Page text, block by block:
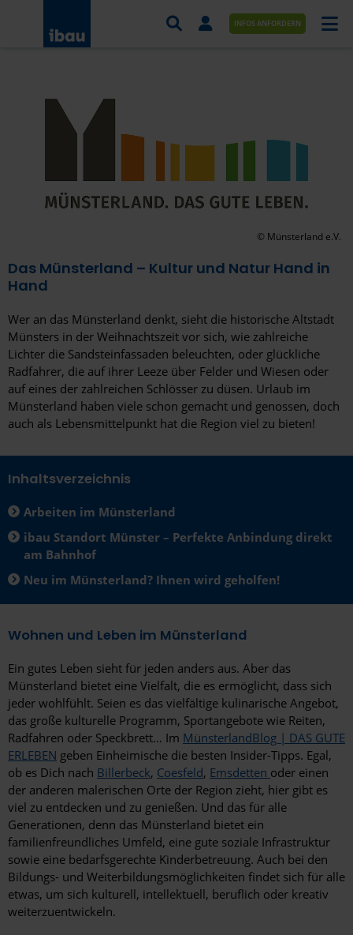
AUFTRÄGE NACH ORT
SERVICES UND LEISTUNGEN
AKADEMIE
KONTAKT
INFOS ANFORDERN
© Münsterland e.V.
Das Münsterland – Kultur und Natur Hand in
Hand
Wer an das Münsterland denkt, sieht die historische Altstadt
Münsters in der Weihnachtszeit vor sich, wie zahlreiche
Lichter die Sandsteinfassaden beleuchten, oder glückliche
Radfahrer, die auf ihrer Leeze über Felder und Wiesen oder
auf eines der zahlreichen Schlösser zu düsen. Urlaub im
Münsterland haben viele schon gemacht und genossen, doch
auch als Lebensmittelpunkt hat die Region viel zu bieten!
Inhaltsverzeichnis
Arbeiten im Münsterland
ibau Standort Münster – Perfekte Anbindung direkt
am Bahnhof
Neu im Münsterland? Ihnen wird geholfen!
Wohnen und Leben im Münsterland
Ein gutes Leben sieht für jeden anders aus. Aber das
Münsterland bietet eine Vielfalt, die es ermöglicht, dass sich
jeder wohlfühlt. Seien es das vielfältige kulinarische Angebot,
das große kulturelle Programm, Sportangebote wie Reiten,
Radfahren oder Speckbrett… Im MünsterlandBlog | DAS GUTE
ERLEBEN geben Einheimische die besten Insider-Tipps. Egal,
ob es Dich nach Billerbeck, Coesfeld, Emsdetten oder einen
der anderen malerischen Orte der Region zieht, hier gibt es
viel zu entdecken und zu genießen. Und das für alle
Generationen, denn das Münsterland bietet ein
familienfreundliches Umfeld, eine gute soziale Infrastruktur
sowie eine bedarfsgerechte Kinderbetreuung. Auch bei den
Bildungs- und Weiterbildungsmöglichkeiten findet sich für alle
etwas, um sich kulturell, intellektuell, beruflich oder kreativ
weiterzuentwickeln.